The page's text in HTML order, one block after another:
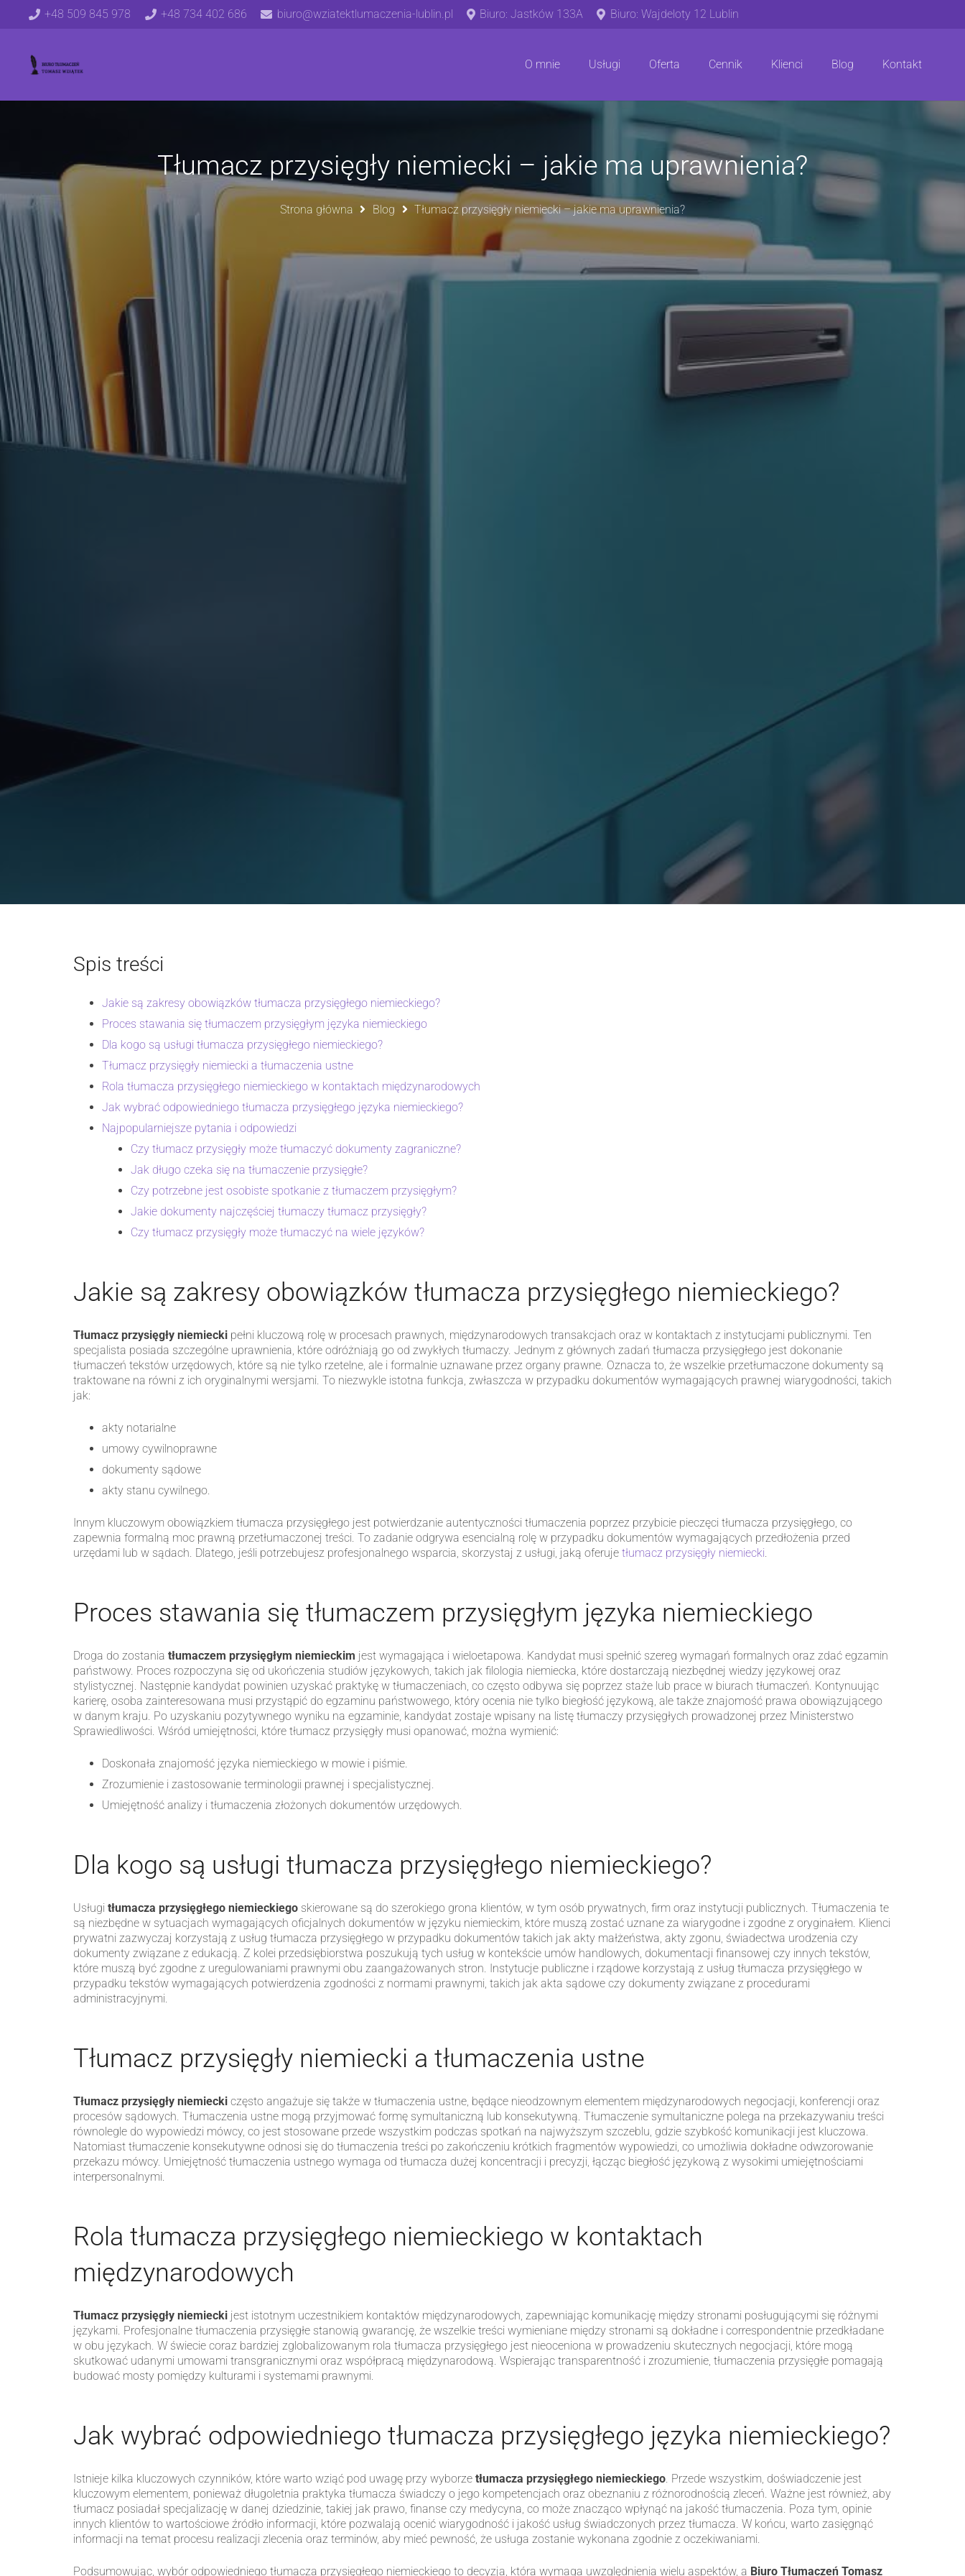
+48 509 845 978 +48 734 402 686 biuro@wziatektlumaczenia-lublin.pl Biuro: Jastków 133A Biuro: Wajdeloty 12 Lublin
O mnie Usługi Oferta Cennik Klienci Blog Kontakt
Tłumacz przysięgły niemiecki – jakie ma uprawnienia?
Strona główna Blog Tłumacz przysięgły niemiecki – jakie ma uprawnienia?
Spis treści
Jakie są zakresy obowiązków tłumacza przysięgłego niemieckiego?
Proces stawania się tłumaczem przysięgłym języka niemieckiego
Dla kogo są usługi tłumacza przysięgłego niemieckiego?
Tłumacz przysięgły niemiecki a tłumaczenia ustne
Rola tłumacza przysięgłego niemieckiego w kontaktach międzynarodowych
Jak wybrać odpowiedniego tłumacza przysięgłego języka niemieckiego?
Najpopularniejsze pytania i odpowiedzi
Czy tłumacz przysięgły może tłumaczyć dokumenty zagraniczne?
Jak długo czeka się na tłumaczenie przysięgłe?
Czy potrzebne jest osobiste spotkanie z tłumaczem przysięgłym?
Jakie dokumenty najczęściej tłumaczy tłumacz przysięgły?
Czy tłumacz przysięgły może tłumaczyć na wiele języków?
Jakie są zakresy obowiązków tłumacza przysięgłego niemieckiego?
Tłumacz przysięgły niemiecki pełni kluczową rolę w procesach prawnych, międzynarodowych transakcjach oraz w kontaktach z instytucjami publicznymi. Ten
specjalista posiada szczególne uprawnienia, które odróżniają go od zwykłych tłumaczy. Jednym z głównych zadań tłumacza przysięgłego jest dokonanie
tłumaczeń tekstów urzędowych, które są nie tylko rzetelne, ale i formalnie uznawane przez organy prawne. Oznacza to, że wszelkie przetłumaczone dokumenty są
traktowane na równi z ich oryginalnymi wersjami. To niezwykle istotna funkcja, zwłaszcza w przypadku dokumentów wymagających prawnej wiarygodności, takich
jak:
akty notarialne
umowy cywilnoprawne
dokumenty sądowe
akty stanu cywilnego.
Innym kluczowym obowiązkiem tłumacza przysięgłego jest potwierdzanie autentyczności tłumaczenia poprzez przybicie pieczęci tłumacza przysięgłego, co
zapewnia formalną moc prawną przetłumaczonej treści. To zadanie odgrywa esencialną rolę w przypadku dokumentów wymagających przedłożenia przed
urzędami lub w sądach. Dlatego, jeśli potrzebujesz profesjonalnego wsparcia, skorzystaj z usługi, jaką oferuje tłumacz przysięgły niemiecki.
Proces stawania się tłumaczem przysięgłym języka niemieckiego
Droga do zostania tłumaczem przysięgłym niemieckim jest wymagająca i wieloetapowa. Kandydat musi spełnić szereg wymagań formalnych oraz zdać egzamin
państwowy. Proces rozpoczyna się od ukończenia studiów językowych, takich jak filologia niemiecka, które dostarczają niezbędnej wiedzy językowej oraz
stylistycznej. Następnie kandydat powinien uzyskać praktykę w tłumaczeniach, co często odbywa się poprzez staże lub prace w biurach tłumaczeń. Kontynuując
karierę, osoba zainteresowana musi przystąpić do egzaminu państwowego, który ocenia nie tylko biegłość językową, ale także znajomość prawa obowiązującego
w danym kraju. Po uzyskaniu pozytywnego wyniku na egzaminie, kandydat zostaje wpisany na listę tłumaczy przysięgłych prowadzonej przez Ministerstwo
Sprawiedliwości. Wśród umiejętności, które tłumacz przysięgły musi opanować, można wymienić:
Doskonała znajomość języka niemieckiego w mowie i piśmie.
Zrozumienie i zastosowanie terminologii prawnej i specjalistycznej.
Umiejętność analizy i tłumaczenia złożonych dokumentów urzędowych.
Dla kogo są usługi tłumacza przysięgłego niemieckiego?
Usługi tłumacza przysięgłego niemieckiego skierowane są do szerokiego grona klientów, w tym osób prywatnych, firm oraz instytucji publicznych. Tłumaczenia te
są niezbędne w sytuacjach wymagających oficjalnych dokumentów w języku niemieckim, które muszą zostać uznane za wiarygodne i zgodne z oryginałem. Klienci
prywatni zazwyczaj korzystają z usług tłumacza przysięgłego w przypadku dokumentów takich jak akty małżeństwa, akty zgonu, świadectwa urodzenia czy
dokumenty związane z edukacją. Z kolei przedsiębiorstwa poszukują tych usług w kontekście umów handlowych, dokumentacji finansowej czy innych tekstów,
które muszą być zgodne z uregulowaniami prawnymi obu zaangażowanych stron. Instytucje publiczne i rządowe korzystają z usług tłumacza przysięgłego w
przypadku tekstów wymagających potwierdzenia zgodności z normami prawnymi, takich jak akta sądowe czy dokumenty związane z procedurami
administracyjnymi.
Tłumacz przysięgły niemiecki a tłumaczenia ustne
Tłumacz przysięgły niemiecki często angażuje się także w tłumaczenia ustne, będące nieodzownym elementem międzynarodowych negocjacji, konferencji oraz
procesów sądowych. Tłumaczenia ustne mogą przyjmować formę symultaniczną lub konsekutywną. Tłumaczenie symultaniczne polega na przekazywaniu treści
równolegle do wypowiedzi mówcy, co jest stosowane przede wszystkim podczas spotkań na najwyższym szczeblu, gdzie szybkość komunikacji jest kluczowa.
Natomiast tłumaczenie konsekutywne odnosi się do tłumaczenia treści po zakończeniu krótkich fragmentów wypowiedzi, co umożliwia dokładne odwzorowanie
przekazu mówcy. Umiejętność tłumaczenia ustnego wymaga od tłumacza dużej koncentracji i precyzji, łącząc biegłość językową z wysokimi umiejętnościami
interpersonalnymi.
Rola tłumacza przysięgłego niemieckiego w kontaktach
międzynarodowych
Tłumacz przysięgły niemiecki jest istotnym uczestnikiem kontaktów międzynarodowych, zapewniając komunikację między stronami posługującymi się różnymi
językami. Profesjonalne tłumaczenia przysięgłe stanowią gwarancję, że wszelkie treści wymieniane między stronami są dokładne i correspondentnie przedkładane
w obu językach. W świecie coraz bardziej zglobalizowanym rola tłumacza przysięgłego jest nieoceniona w prowadzeniu skutecznych negocjacji, które mogą
skutkować udanymi umowami transgranicznymi oraz współpracą międzynarodową. Wspierając transparentność i zrozumienie, tłumaczenia przysięgłe pomagają
budować mosty pomiędzy kulturami i systemami prawnymi.
Jak wybrać odpowiedniego tłumacza przysięgłego języka niemieckiego?
Istnieje kilka kluczowych czynników, które warto wziąć pod uwagę przy wyborze tłumacza przysięgłego niemieckiego. Przede wszystkim, doświadczenie jest
kluczowym elementem, ponieważ długoletnia praktyka tłumacza świadczy o jego kompetencjach oraz obeznaniu z różnorodnością zleceń. Ważne jest również, aby
tłumacz posiadał specjalizację w danej dziedzinie, takiej jak prawo, finanse czy medycyna, co może znacząco wpłynąć na jakość tłumaczenia. Poza tym, opinie
innych klientów to wartościowe źródło informacji, które pozwalają ocenić wiarygodność i jakość usług świadczonych przez tłumacza. W końcu, warto zasięgnąć
informacji na temat procesu realizacji zlecenia oraz terminów, aby mieć pewność, że usługa zostanie wykonana zgodnie z oczekiwaniami.
Podsumowując, wybór odpowiedniego tłumacza przysięgłego niemieckiego to decyzja, która wymaga uwzględnienia wielu aspektów, a Biuro Tłumaczeń Tomasz